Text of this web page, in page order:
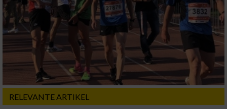
RELEVANTE ARTIKEL